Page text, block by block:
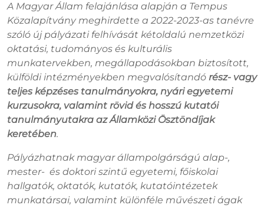
A Magyar Állam felajánlása alapján a Tempus
Közalapítvány meghirdette a 2022-2023-as tanévre
szóló új pályázati felhívását kétoldalú nemzetközi
oktatási, tudományos és kulturális
munkatervekben, megállapodásokban biztosított,
külföldi intézményekben megvalósítandó rész- vagy
teljes képzéses tanulmányokra, nyári egyetemi
kurzusokra, valamint rövid és hosszú kutatói
tanulmányutakra az Államközi Ösztöndíjak
keretében.
Pályázhatnak magyar állampolgárságú alap-,
mester- és doktori szintű egyetemi, főiskolai
hallgatók, oktatók, kutatók, kutatóintézetek
munkatársai, valamint különféle művészeti ágak